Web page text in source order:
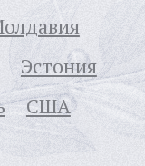
Эстония
США